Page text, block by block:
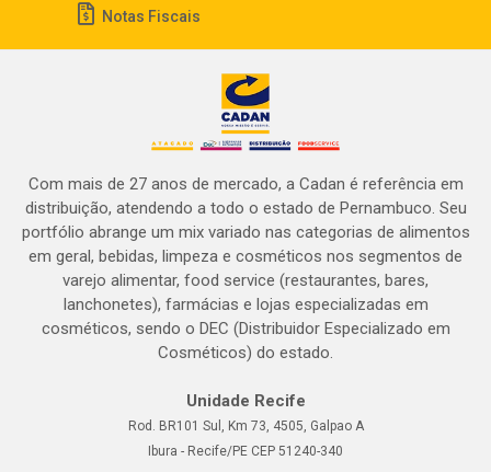
Notas Fiscais
Com mais de 27 anos de mercado, a Cadan é referência em
distribuição, atendendo a todo o estado de Pernambuco. Seu
portfólio abrange um mix variado nas categorias de alimentos
em geral, bebidas, limpeza e cosméticos nos segmentos de
varejo alimentar, food service (restaurantes, bares,
lanchonetes), farmácias e lojas especializadas em
cosméticos, sendo o DEC (Distribuidor Especializado em
Cosméticos) do estado.
Unidade Recife
Rod. BR101 Sul, Km 73, 4505, Galpao A
Ibura - Recife/PE CEP 51240-340